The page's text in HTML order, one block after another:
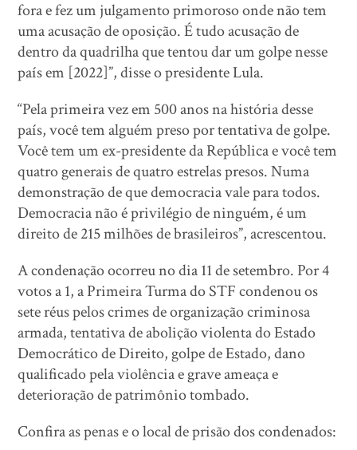
fora e fez um julgamento primoroso onde não tem
uma acusação de oposição. É tudo acusação de
dentro da quadrilha que tentou dar um golpe nesse
país em [2022]”, disse o presidente Lula.
“Pela primeira vez em 500 anos na história desse
país, você tem alguém preso por tentativa de golpe.
Você tem um ex-presidente da República e você tem
quatro generais de quatro estrelas presos. Numa
demonstração de que democracia vale para todos.
Democracia não é privilégio de ninguém, é um
direito de 215 milhões de brasileiros”, acrescentou.
A condenação ocorreu no dia 11 de setembro. Por 4
votos a 1, a Primeira Turma do STF condenou os
sete réus pelos crimes de organização criminosa
armada, tentativa de abolição violenta do Estado
Democrático de Direito, golpe de Estado, dano
qualificado pela violência e grave ameaça e
deterioração de patrimônio tombado.
Confira as penas e o local de prisão dos condenados: